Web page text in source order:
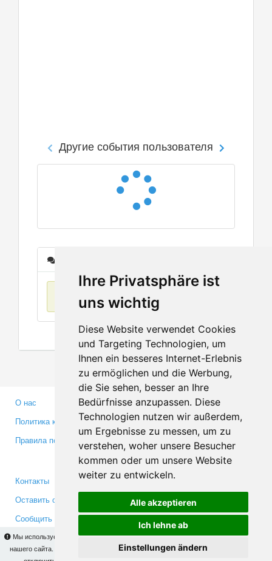
Ihre Privatsphäre ist
uns wichtig
Diese Website verwendet Cookies
und Targeting Technologien, um
Ihnen ein besseres Internet-Erlebnis
zu ermöglichen und die Werbung,
die Sie sehen, besser an Ihre
Bedürfnisse anzupassen. Diese
Technologien nutzen wir außerdem,
um Ergebnisse zu messen, um zu
verstehen, woher unsere Besucher
kommen oder um unsere Website
weiter zu entwickeln.
Alle akzeptieren
Ich lehne ab
Einstellungen ändern
Мы используем cookies для того, чтобы Вы могли использовать весь функционал
нашего сайта. На
Вы сможете узнать подробности и, при желании,
Другие события пользователя
О нас
Политика конфиденциальности
Правила пользования
Партнерам
Инвесторам
Медиа
Контакты
Оставить отзыв
Сообщить об ошибке
Facebook
Twitter
YouTube
Google+